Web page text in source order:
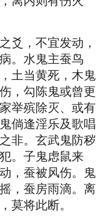
爻，不宜发动，
。水鬼主蚕鸟
土当黄死，木鬼
，勾陈鬼或曾更
举殡除灭、或有
倘逢淫乐及歌唱
非。玄武鬼防秽
。子鬼虑鼠来
，蚕被风伤。鬼
，蚕房雨滴。离
莫将此断。